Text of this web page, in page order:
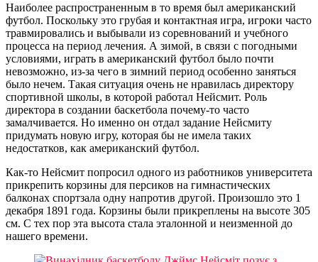
Наиболее распространенным в то время был американский
футбол. Поскольку это грубая и контактная игра, игроки часто
травмировались и выбывали из соревнований и учебного
процесса на период лечения. А зимой, в связи с погодными
условиями, играть в американский футбол было почти
невозможно, из-за чего в зимний период особенно заняться
было нечем. Такая ситуация очень не нравилась директору
спортивной школы, в которой работал Нейсмит. Роль
директора в создании баскетбола почему-то часто
замалчивается. Но именно он отдал задание Нейсмиту
придумать новую игру, которая бы не имела таких
недостатков, как американский футбол.
Как-то Нейсмит попросил одного из работников университета
прикрепить корзины для персиков на гимнастических
балконах спортзала одну напротив другой. Произошло это 1
декабря 1891 года. Корзины были прикреплены на высоте 305
см. С тех пор эта высота стала эталонной и неизменной до
нашего времени.